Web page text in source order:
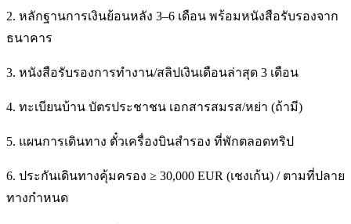
2. หลักฐานการเงินย้อนหลัง 3–6 เดือน พร้อมหนังสือรับรองจาก
ธนาคาร
3. หนังสือรับรองการทำงาน/สลิปเงินเดือนล่าสุด 3 เดือน
4. ทะเบียนบ้าน บัตรประชาชน เอกสารสมรส/หย่า (ถ้ามี)
5. แผนการเดินทาง ตั๋วเครื่องบินสำรอง ที่พักตลอดทริป
6. ประกันเดินทางคุ้มครอง ≥ 30,000 EUR (เชงเก้น) / ตามที่ปลาย
ทางกำหนด